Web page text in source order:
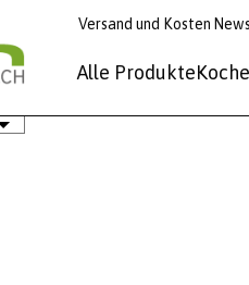
Versand und Kosten
Alle Produkte